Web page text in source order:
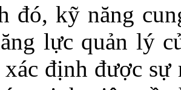
đó, kỹ năng
lực quản lý
định được